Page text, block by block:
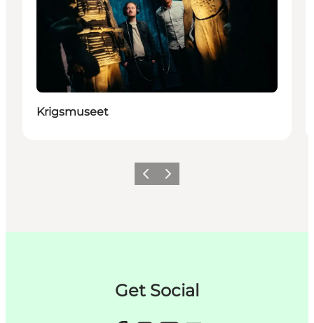
Krigsmuseet
ForrigeNæste
Get Social